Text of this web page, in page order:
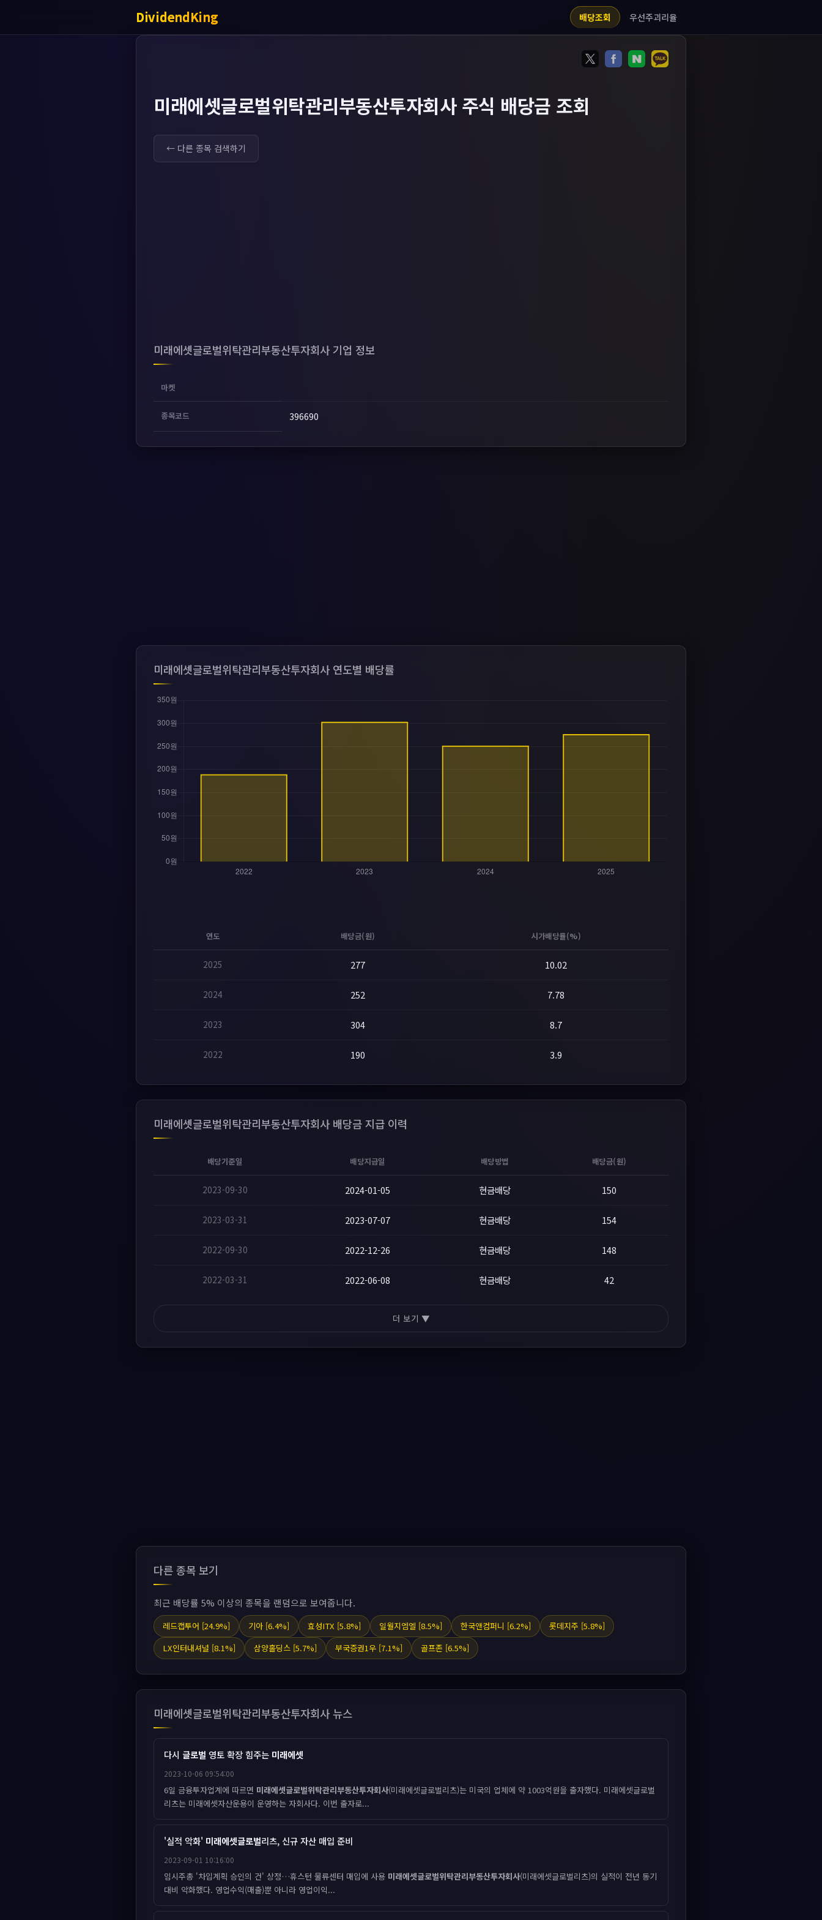
DividendKing 배당조회 우선주괴리율
미래에셋글로벌위탁관리부동산투자회사 주식 배당금 조회
← 다른 종목 검색하기
미래에셋글로벌위탁관리부동산투자회사 기업 정보
마켓
종목코드 396690
미래에셋글로벌위탁관리부동산투자회사 연도별 배당률
연도 배당금(원) 시가배당률(%)
2025 277 10.02
2024 252 7.78
2023 304 8.7
2022 190 3.9
미래에셋글로벌위탁관리부동산투자회사 배당금 지급 이력
배당기준일 배당지급일 배당방법 배당금(원)
2023-09-30 2024-01-05 현금배당 150
2023-03-31 2023-07-07 현금배당 154
2022-09-30 2022-12-26 현금배당 148
2022-03-31 2022-06-08 현금배당 42
더 보기 ▼
다른 종목 보기
최근 배당률 5% 이상의 종목을 랜덤으로 보여줍니다.
레드캡투어 [24.9%] 기아 [6.4%] 효성ITX [5.8%] 일월지엠엘 [8.5%] 한국앤컴퍼니 [6.2%]
롯데지주 [5.8%]
LX인터내셔널 [8.1%]
삼양홀딩스 [5.7%] 부국증권1우 [7.1%] 골프존 [6.5%]
미래에셋글로벌위탁관리부동산투자회사 뉴스
다시 글로벌 영토 확장 힘주는 미래에셋
2023-10-06 09:54:00
6일 금융투자업계에 따르면 미래에셋글로벌위탁관리부동산투자회사(미래에셋글로벌리츠)는 미국의 업체에 약 1003억원을 출자했다. 미래에셋글로벌
리츠는 미래에셋자산운용이 운영하는 자회사다. 이번 출자로...
'실적 악화' 미래에셋글로벌리츠, 신규 자산 매입 준비
2023-09-01 10:16:00
임시주총 '차입계획 승인의 건' 상정…휴스턴 물류센터 매입에 사용 미래에셋글로벌위탁관리부동산투자회사(미래에셋글로벌리츠)의 실적이 전년 동기
대비 악화했다. 영업수익(매출)뿐 아니라 영업이익...